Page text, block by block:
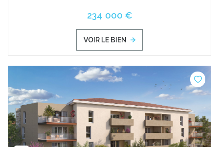
234 000 €
VOIR LE BIEN